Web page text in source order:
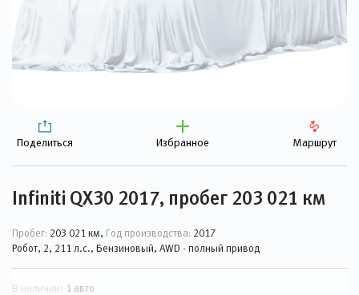
Поделиться Избранное Маршрут
Infiniti QX30 2017, пробег 203 021 км
Пробег: 203 021 км, Год производства: 2017
Робот, 2, 211 л.с., Бензиновый, AWD - полный привод
В наличии: 1 авто